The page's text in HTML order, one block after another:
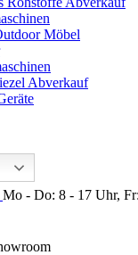
Möbel
Abverkauf
Mo - Do: 8 - 17 Uhr,